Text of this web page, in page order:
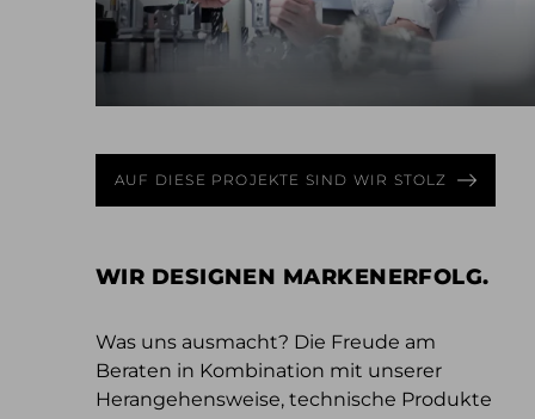
AUF DIESE PROJEKTE SIND WIR STOLZ
WIR DESIGNEN MARKENERFOLG.
Was uns ausmacht? Die Freude am
Beraten in Kombination mit unserer
Herangehensweise, technische Produkte